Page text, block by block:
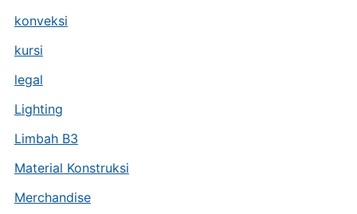
konveksi
kursi
legal
Lighting
Limbah B3
Material Konstruksi
Merchandise